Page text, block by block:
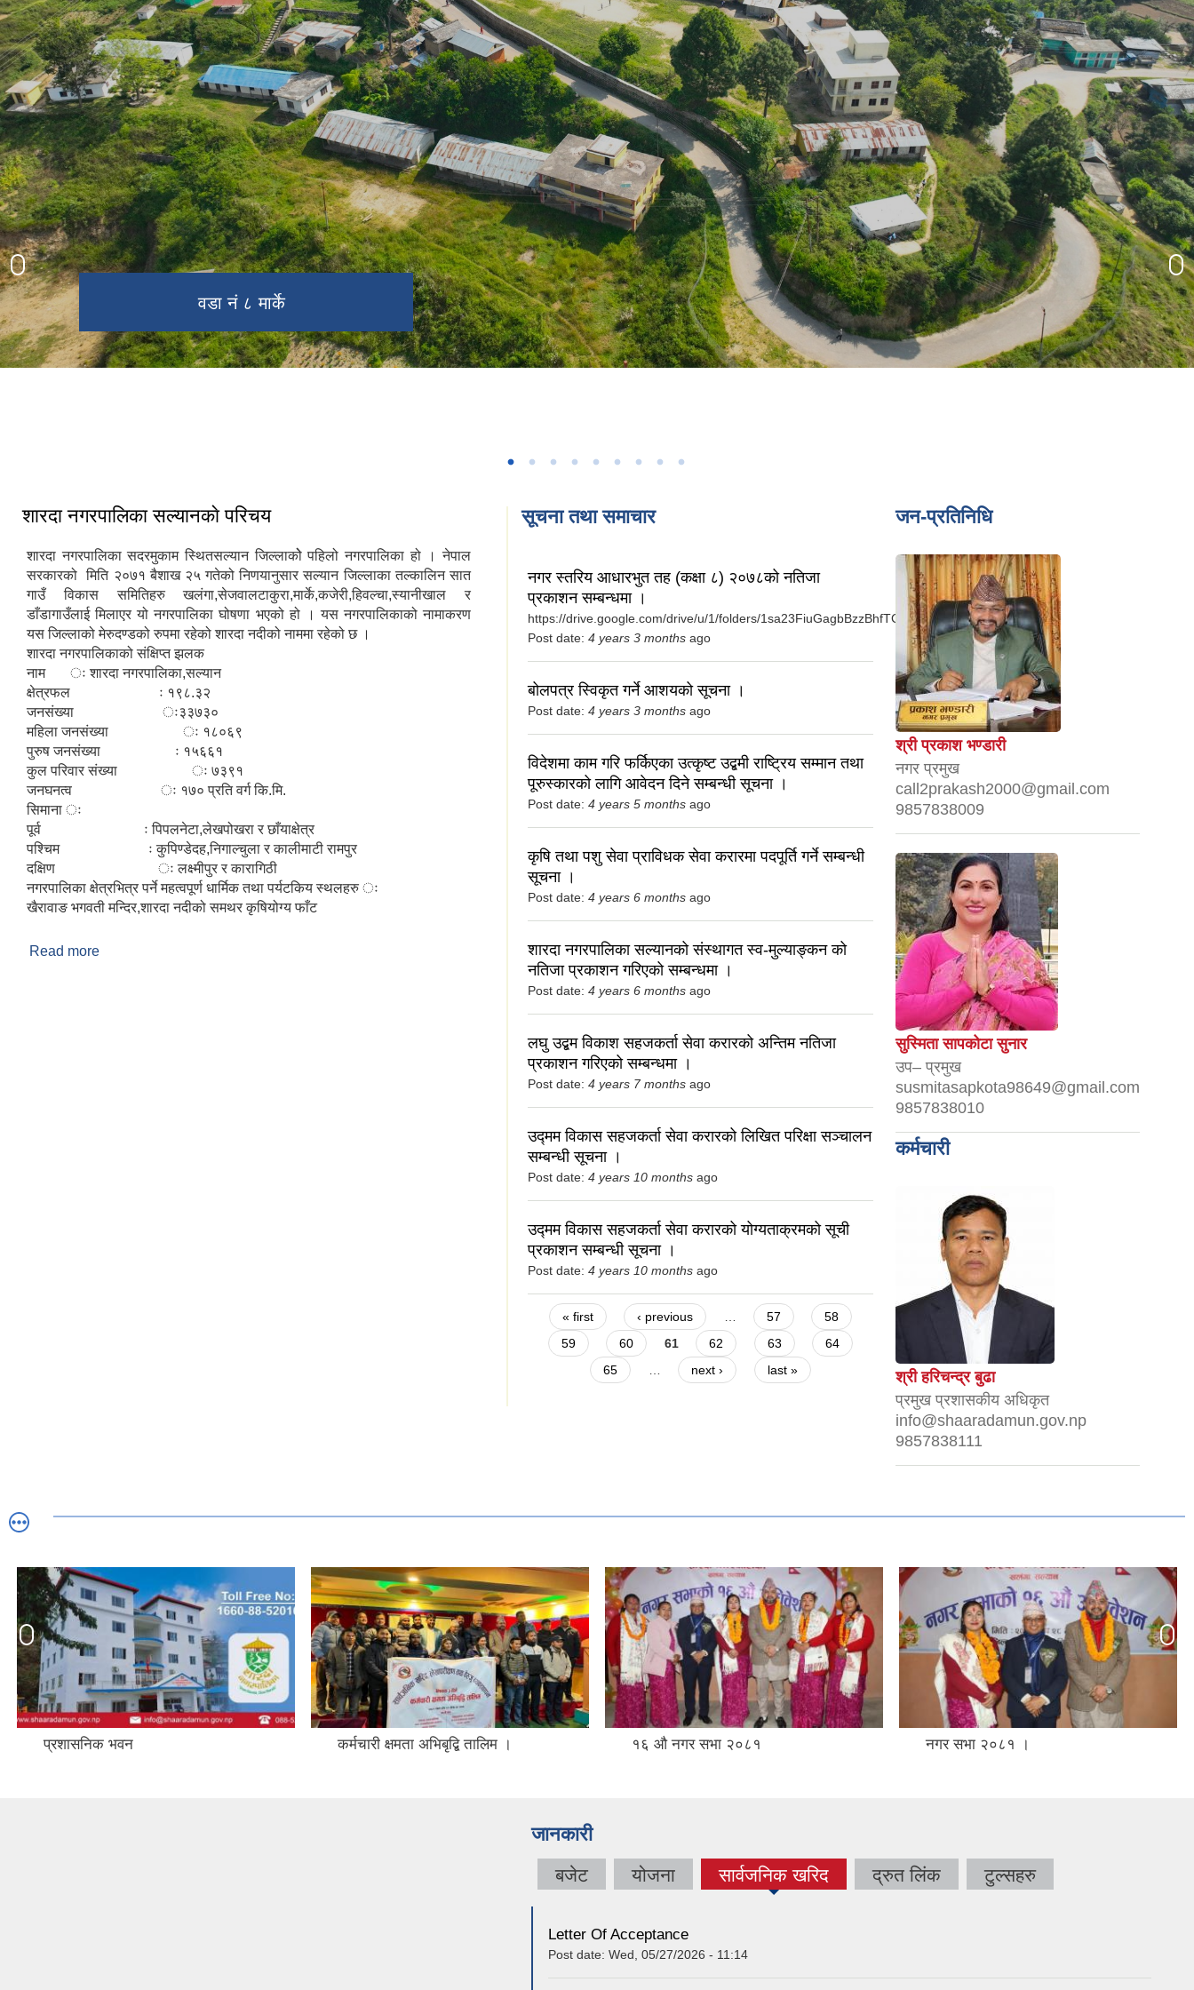
वडा नं ८ मार्के
वडा नं ७ ओख्रेनी
त्रि ज मा वी लुहापिङ
नगर सभा
प्रशिद्ब धार्मिक स्थल खैराबाङ
नगरपालिका परिवार
रनिङ सिल्ड
प्रशासनिक भवन
शारदा नगरपालिका सल्यानकाे परिचय
शारदा नगरपालिका सदरमुकाम स्थितसल्यान जिल्लाकोे पहिलो नगरपालिका हो । नेपाल
सरकारको मिति २०७१ बैशाख २५ गतेको निणयानुसार सल्यान जिल्लाका तल्कालिन सात
गाउँ विकास समितिहरु खलंगा,सेजवालटाकुरा,मार्के,कजेरी,हिवल्चा,स्यानीखाल र
डाँडागाउँलाई मिलाएर यो नगरपालिका घोषणा भएको हो । यस नगरपालिकाको नामाकरण
यस जिल्लाको मेरुदण्डको रुपमा रहेको शारदा नदीको नाममा रहेको छ ।
शारदा नगरपालिकाको संक्षिप्त झलक
नाम ः शारदा नगरपालिका,सल्यान
क्षेत्रफल ः १९८.३२
जनसंख्या ः३३७३०
महिला जनसंख्या ः १८०६९
पुरुष जनसंख्या ः १५६६१
कुल परिवार संख्या ः ७३९१
जनघनत्व ः १७० प्रति वर्ग कि.मि.
सिमाना ः
पूर्व ः पिपलनेटा,लेखपोखरा र छाँयाक्षेत्र
पश्चिम ः कुपिण्डेदह,निगाल्चुला र कालीमाटी रामपुर
दक्षिण ः लक्ष्मीपुर र कारागिठी
नगरपालिका क्षेत्रभित्र पर्ने महत्वपूर्ण धार्मिक तथा पर्यटकिय स्थलहरु ः
खैरावाङ भगवती मन्दिर,शारदा नदीको समथर कृषियोग्य फाँट
Read more
सूचना तथा समाचार
नगर स्तरिय आधारभुत तह (कक्षा ८) २०७८को नतिजा
प्रकाशन सम्बन्धमा ।
https://drive.google.com/drive/u/1/folders/1sa23FiuGagbBzzBhfTCRt3xLWRMP...
Post date: 4 years 3 months ago
बोलपत्र स्विकृत गर्ने आशयको सूचना ।
Post date: 4 years 3 months ago
विदेशमा काम गरि फर्किएका उत्कृष्ट उद्बमी राष्ट्रिय सम्मान तथा
पूरुस्कारको लागि आवेदन दिने सम्बन्धी सूचना ।
Post date: 4 years 5 months ago
कृषि तथा पशु सेवा प्राविधक सेवा करारमा पदपूर्ति गर्ने सम्बन्धी
सूचना ।
Post date: 4 years 6 months ago
शारदा नगरपालिका सल्यानको संस्थागत स्व-मुल्याङ्कन को
नतिजा प्रकाशन गरिएको सम्बन्धमा ।
Post date: 4 years 6 months ago
लघु उद्बम विकाश सहजकर्ता सेवा करारको अन्तिम नतिजा
प्रकाशन गरिएको सम्बन्धमा ।
Post date: 4 years 7 months ago
उद्मम विकास सहजकर्ता सेवा करारको लिखित परिक्षा सञ्चालन
सम्बन्धी सूचना ।
Post date: 4 years 10 months ago
उद्मम विकास सहजकर्ता सेवा करारको योग्यताक्रमको सूची
प्रकाशन सम्बन्धी सूचना ।
Post date: 4 years 10 months ago
Pages
« first ‹ previous 57
58
59
60 61 62 63
64
65
next › last »
जन-प्रतिनिधि
श्री प्रकाश भण्डारी
नगर प्रमुख
call2prakash2000@gmail.com
9857838009
सुस्मिता सापकोटा सुनार
उप– प्रमुख
susmitasapkota98649@gmail.com
9857838010
कर्मचारी
श्री हरिचन्द्र बुढा
प्रमुख प्रशासकीय अधिकृत
info@shaaradamun.gov.np
9857838111
प्रशासनिक भवन कर्मचारी क्षमता अभिबृद्बि तालिम । १६ औ नगर सभा २०८१ नगर सभा २०८१ ।
जानकारी
बजेट योजना सार्वजनिक खरिद
(active tab) द्रुत लिंक टुल्सहरु
Letter Of Acceptance
Post date: Wed, 05/27/2026 - 11:14